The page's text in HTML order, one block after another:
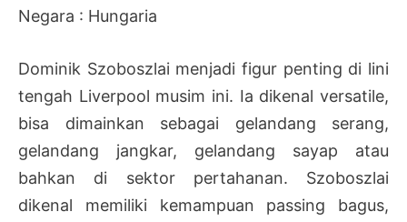
Negara : Hungaria
Dominik Szoboszlai menjadi figur penting di lini
tengah Liverpool musim ini. Ia dikenal versatile,
bisa dimainkan sebagai gelandang serang,
gelandang jangkar, gelandang sayap atau
bahkan di sektor pertahanan. Szoboszlai
dikenal memiliki kemampuan passing bagus,